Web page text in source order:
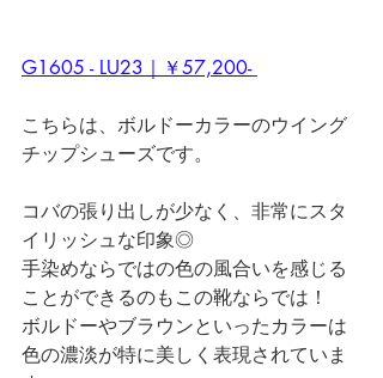
G1605 - LU23｜￥57,200-
こちらは、ボルドーカラーのウイング
チップシューズです。
コバの張り出しが少なく、非常にスタ
イリッシュな印象◎
手染めならではの色の風合いを感じる
ことができるのもこの靴ならでは！
ボルドーやブラウンといったカラーは
色の濃淡が特に美しく表現されていま